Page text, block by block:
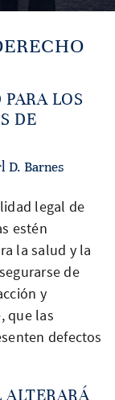
LOS
DE
D. Barnes
legal de
estén
la salud y la
de
y
que las
defectos
ALTERARÁ